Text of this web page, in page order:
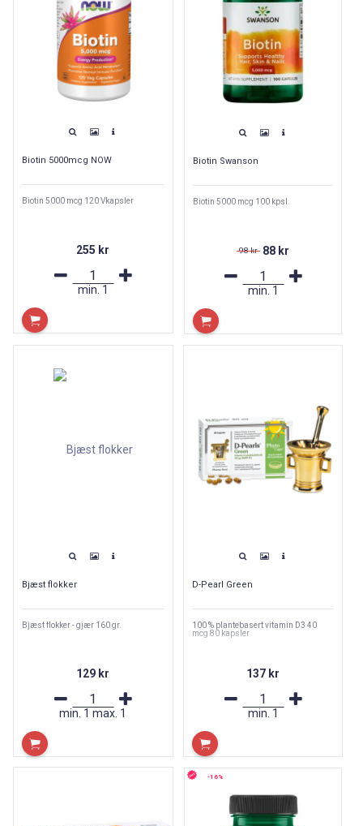
Biotin 5000mcg NOW
Biotin 5000 mcg 120 Vkapsler
255 kr
min. 1
Biotin Swanson
Biotin 5000 mcg 100 kpsl.
98 kr 88 kr
min. 1
Bjæst flokker
Bjæst flokker - gjær 160 gr.
129 kr
min. 1max. 1
D-Pearl Green
100 % plantebasert vitamin D3 40
mcg 80 kapsler
137 kr
min. 1
-16%